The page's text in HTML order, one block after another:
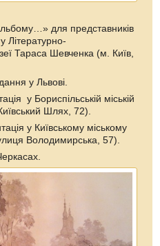
для представників
Літературно-
Тараса Шевченка (м. Київ,
у Львові.
у Бориспільській міській
Шлях, 72).
у Київському міському
Володимирська, 57).